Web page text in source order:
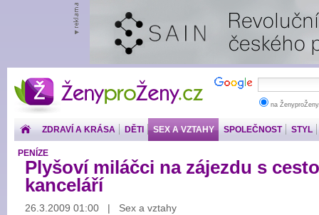
ŽenyproŽeny.cz
na
ZDRAVÍ A KRÁSA DĚTI SEX A VZTAHY SPOLEČNOST STYL
PENÍZE
Plyšoví miláčci na zájezdu s
kanceláří
26.3.2009 01:00 | Sex a vztahy